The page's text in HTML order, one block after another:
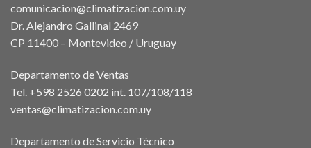
comunicacion@climatizacion.com.uy
Dr. Alejandro Gallinal 2469
CP 11400 – Montevideo / Uruguay
Departamento de Ventas
Tel. +598 2526 0202 int. 107/108/118
ventas@climatizacion.com.uy
Departamento de Servicio Técnico